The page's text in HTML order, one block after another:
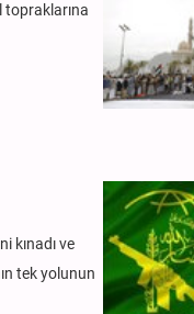
topraklarına
kınadı ve
tek yolunun